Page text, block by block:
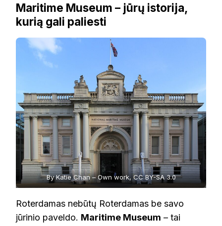
Maritime Museum – jūrų istorija,
kurią gali paliesti
By Katie Chan – Own work, CC BY-SA 3.0
Roterdamas nebūtų Roterdamas be savo
jūrinio paveldo. Maritime Museum – tai